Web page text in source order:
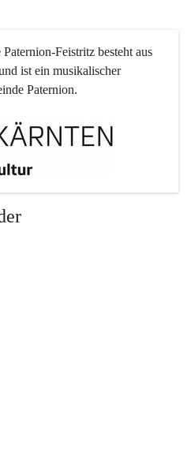
Paternion-Feistritz besteht aus
ist ein musikalischer
Paternion.